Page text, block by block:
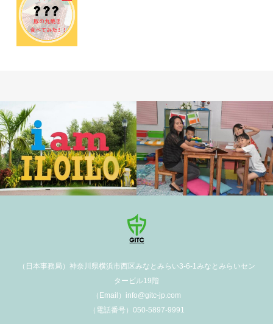
（日本事務局）神奈川県横浜市西区みなとみらい3-6-1みなとみらいセン
タービル19階
（Email）info@gitc-jp.com
（電話番号）050-5897-9991